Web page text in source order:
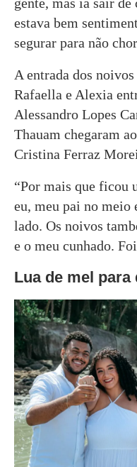
estava bem
segurar para não
A entrada dos
Rafaella e Alexia
Alessandro Lopes
Thauam chegaram
Cristina Ferraz
“Por mais que ficou
eu, meu pai no meio
lado. Os noivos
e o meu cunhado.
Lua de mel para